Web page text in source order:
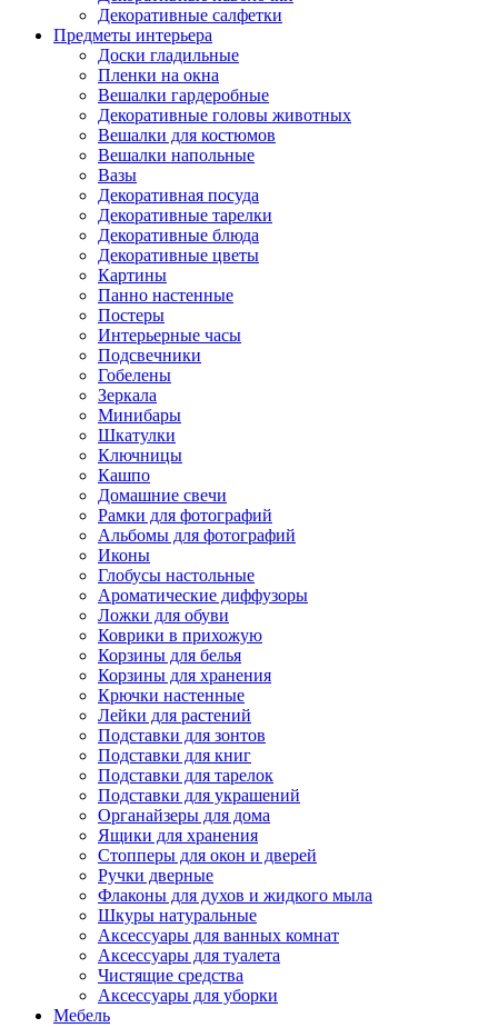
Декоративные салфетки
Предметы интерьера
Доски гладильные
Пленки на окна
Вешалки гардеробные
Декоративные головы животных
Вешалки для костюмов
Вешалки напольные
Вазы
Декоративная посуда
Декоративные тарелки
Декоративные блюда
Декоративные цветы
Картины
Панно настенные
Постеры
Интерьерные часы
Подсвечники
Гобелены
Зеркала
Минибары
Шкатулки
Ключницы
Кашпо
Домашние свечи
Рамки для фотографий
Альбомы для фотографий
Иконы
Глобусы настольные
Ароматические диффузоры
Ложки для обуви
Коврики в прихожую
Корзины для белья
Корзины для хранения
Крючки настенные
Лейки для растений
Подставки для зонтов
Подставки для книг
Подставки для тарелок
Подставки для украшений
Органайзеры для дома
Ящики для хранения
Стопперы для окон и дверей
Ручки дверные
Флаконы для духов и жидкого мыла
Шкуры натуральные
Аксессуары для ванных комнат
Аксессуары для туалета
Чистящие средства
Аксессуары для уборки
Мебель